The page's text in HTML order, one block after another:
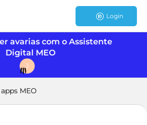
Login
avarias com o Assistente
Digital MEO
J
MEO